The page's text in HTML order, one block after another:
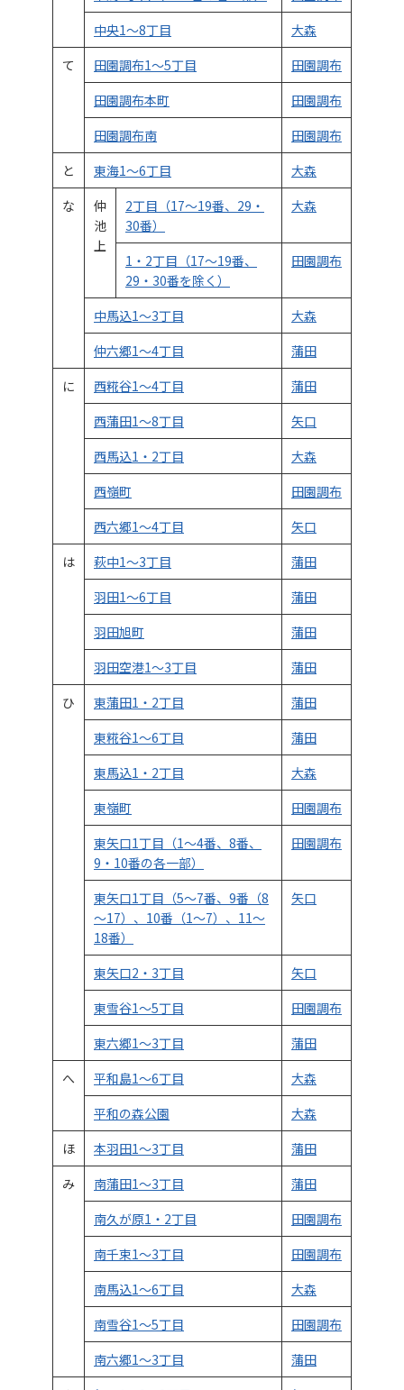
中央1～8丁目
大森
て
田園調布1～5丁目
田園調布
田園調布本町
田園調布
田園調布南
田園調布
と
東海1～6丁目
大森
な
仲
池
上
2丁目（17～19番、29・
30番）
大森
1・2丁目（17～19番、
29・30番を除く）
田園調布
中馬込1～3丁目
大森
仲六郷1～4丁目
蒲田
に
西糀谷1～4丁目
蒲田
西蒲田1～8丁目
矢口
西馬込1・2丁目
大森
西嶺町
田園調布
西六郷1～4丁目
矢口
は
萩中1～3丁目
蒲田
羽田1～6丁目
蒲田
羽田旭町
蒲田
羽田空港1～3丁目
蒲田
ひ
東蒲田1・2丁目
蒲田
東糀谷1～6丁目
蒲田
東馬込1・2丁目
大森
東嶺町
田園調布
東矢口1丁目（1～4番、8番、
9・10番の各一部）
田園調布
東矢口1丁目（5～7番、9番（8
～17）、10番（1～7）、11～
18番）
矢口
東矢口2・3丁目
矢口
東雪谷1～5丁目
田園調布
東六郷1～3丁目
蒲田
へ
平和島1～6丁目
大森
平和の森公園
大森
ほ
本羽田1～3丁目
蒲田
み
南蒲田1～3丁目
蒲田
南久が原1・2丁目
田園調布
南千束1～3丁目
田園調布
南馬込1～6丁目
大森
南雪谷1～5丁目
田園調布
南六郷1～3丁目
蒲田